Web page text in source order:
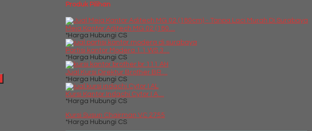
Produk Pilihan
Meja Kantor Aditech MG 02 (180....
*Harga Hubungi CS
Partisi kantor Modera 1.1 WS 3....
*Harga Hubungi CS
Jual Kursi Direktur Brother BR....
*Harga Hubungi CS
Kursi Kantor Indachi Cytor I A....
*Harga Hubungi CS
Kursi Susun Chairman VC 2755
*Harga Hubungi CS